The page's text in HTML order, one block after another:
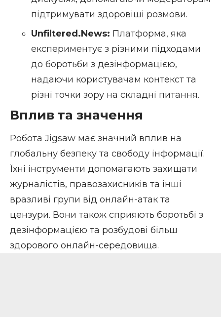
підтримувати здоровіші розмови.
Unfiltered.News: Платформа, яка
експериментує з різними підходами
до боротьби з дезінформацією,
надаючи користувачам контекст та
різні точки зору на складні питання.
Вплив та значення
Робота Jigsaw має значний вплив на
глобальну безпеку та свободу інформації.
Їхні інструменти допомагають захищати
журналістів, правозахисників та інші
вразливі групи від онлайн-атак та
цензури. Вони також сприяють боротьбі з
дезінформацією та розбудові більш
здорового онлайн-середовища.